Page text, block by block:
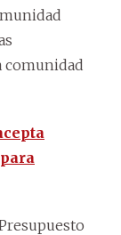
comunidad